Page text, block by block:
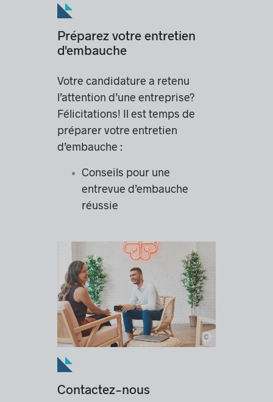
Préparez votre entretien
d'embauche
Votre candidature a retenu
l’attention d’une entreprise?
Félicitations! Il est temps de
préparer votre entretien
d’embauche :
Conseils pour une
entrevue d’embauche
réussie
c
Contactez-nous